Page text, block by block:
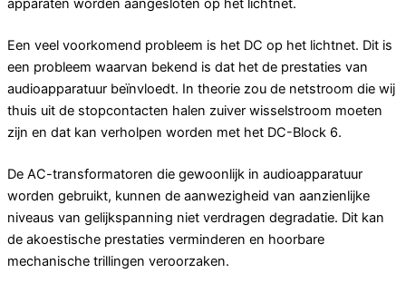
apparaten worden aangesloten op het lichtnet.
Een veel voorkomend probleem is het DC op het lichtnet. Dit is
een probleem waarvan bekend is dat het de prestaties van
audioapparatuur beïnvloedt. In theorie zou de netstroom die wij
thuis uit de stopcontacten halen zuiver wisselstroom moeten
zijn en dat kan verholpen worden met het DC-Block 6.
De AC-transformatoren die gewoonlijk in audioapparatuur
worden gebruikt, kunnen de aanwezigheid van aanzienlijke
niveaus van gelijkspanning niet verdragen degradatie. Dit kan
de akoestische prestaties verminderen en hoorbare
mechanische trillingen veroorzaken.